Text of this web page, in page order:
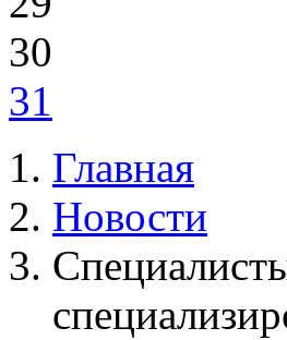
30
31
Главная
Новости